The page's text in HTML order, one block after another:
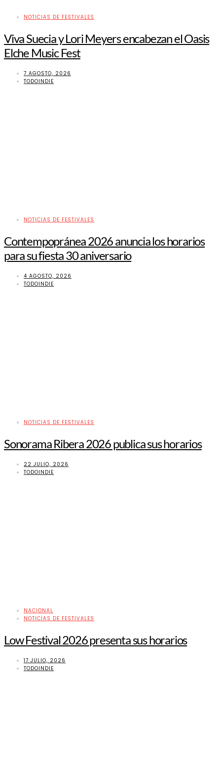
NOTICIAS DE FESTIVALES
Viva Suecia y Lori Meyers encabezan el Oasis
Elche Music Fest
7 AGOSTO, 2026
TODOINDIE
NOTICIAS DE FESTIVALES
Contempopránea 2026 anuncia los horarios
para su fiesta 30 aniversario
4 AGOSTO, 2026
TODOINDIE
NOTICIAS DE FESTIVALES
Sonorama Ribera 2026 publica sus horarios
22 JULIO, 2026
TODOINDIE
NACIONAL
NOTICIAS DE FESTIVALES
Low Festival 2026 presenta sus horarios
17 JULIO, 2026
TODOINDIE